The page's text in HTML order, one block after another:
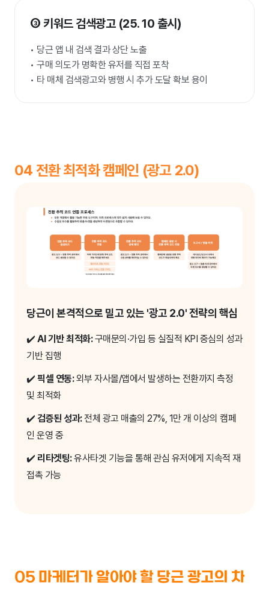
③ 키워드 검색광고 (25. 10 출시)
• 당근 앱 내 검색 결과 상단 노출
• 구매 의도가 명확한 유저를 직접 포착
• 타 매체 검색광고와 병행 시 추가 도달 확보 용이
04 전환 최적화 캠페인 (광고 2.0)
당근이 본격적으로 밀고 있는 '광고 2.0' 전략의 핵심
✔️ AI 기반 최적화:구매문의·가입 등 실질적 KPI 중심의 성과
기반 집행
✔️ 픽셀 연동:외부 자사몰/앱에서 발생하는 전환까지 측정
및 최적화
✔️ 검증된 성과:전체 광고 매출의 27%, 1만 개 이상의 캠페
인 운영 중
✔️ 리타겟팅:유사타겟 기능을 통해 관심 유저에게 지속적 재
접촉 가능
05 마케터가 알아야 할 당근 광고의 차